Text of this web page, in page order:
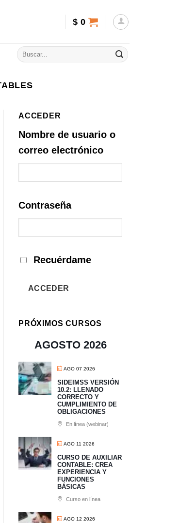
$ 0
ACCEDER
Nombre de usuario o
correo electrónico
Contraseña
Recuérdame
ACCEDER
PRÓXIMOS CURSOS
AGOSTO 2026
AGO 07 2026
SIDEIMSS VERSIÓN
10.2: LLENADO
CORRECTO Y
CUMPLIMIENTO DE
OBLIGACIONES
En línea (webinar)
AGO 11 2026
CURSO DE AUXILIAR
CONTABLE: CREA
EXPERIENCIA Y
FUNCIONES
BÁSICAS
Curso en línea
AGO 12 2026